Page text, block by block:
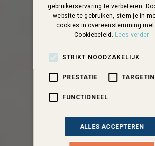
gebruikerservaring te verbeteren.
website te gebruiken, stem je in
cookies in overeenstemming
Cookiebeleid. Lees verder
STRIKT NOODZAKELIJK
PRESTATIE
FUNCTIONEEL
ALLES ACCEPTEREN